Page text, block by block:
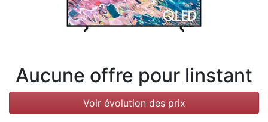
Aucune offre pour linstant
Voir évolution des prix